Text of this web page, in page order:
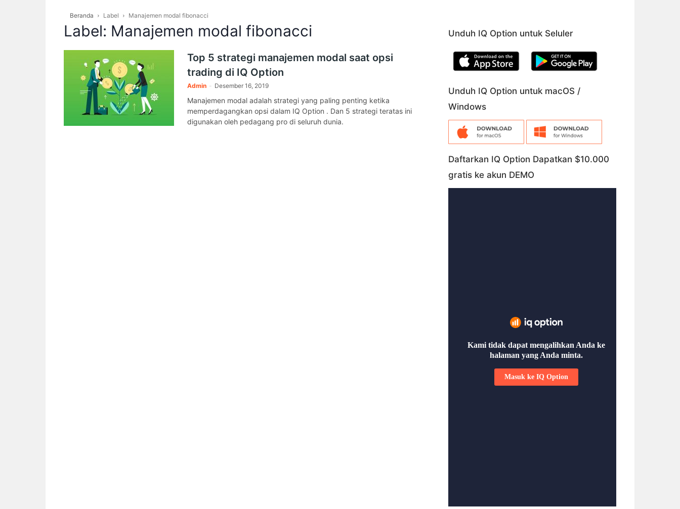
Beranda Label Manajemen modal fibonacci
Label: Manajemen modal fibonacci
Top 5 strategi manajemen modal saat opsi
trading di IQ Option
Admin - Desember 16, 2019
Manajemen modal adalah strategi yang paling penting ketika
memperdagangkan opsi dalam IQ Option . Dan 5 strategi teratas ini
digunakan oleh pedagang pro di seluruh dunia.
Unduh IQ Option untuk Seluler
Unduh IQ Option untuk macOS /
Windows
Daftarkan IQ Option Dapatkan $10.000
gratis ke akun DEMO